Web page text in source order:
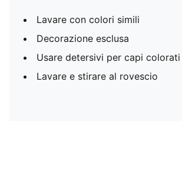
Lavare con colori simili
Decorazione esclusa
Usare detersivi per capi colorati
Lavare e stirare al rovescio